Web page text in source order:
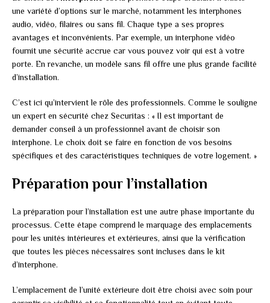
une variété d’options sur le marché, notamment les interphones
audio, vidéo, filaires ou sans fil. Chaque type a ses propres
avantages et inconvénients. Par exemple, un interphone vidéo
fournit une sécurité accrue car vous pouvez voir qui est à votre
porte. En revanche, un modèle sans fil offre une plus grande facilité
d’installation.
C’est ici qu’intervient le rôle des professionnels. Comme le souligne
un expert en sécurité chez Securitas : « Il est important de
demander conseil à un professionnel avant de choisir son
interphone. Le choix doit se faire en fonction de vos besoins
spécifiques et des caractéristiques techniques de votre logement. »
Préparation pour l’installation
La préparation pour l’installation est une autre phase importante du
processus. Cette étape comprend le marquage des emplacements
pour les unités intérieures et extérieures, ainsi que la vérification
que toutes les pièces nécessaires sont incluses dans le kit
d’interphone.
L’emplacement de l’unité extérieure doit être choisi avec soin pour